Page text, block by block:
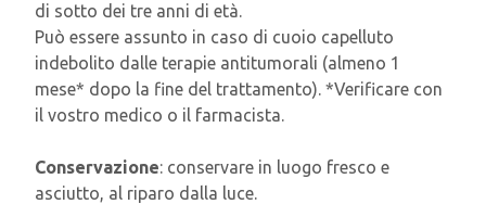
di sotto dei tre anni di età.
Può essere assunto in caso di cuoio capelluto
indebolito dalle terapie antitumorali (almeno 1
mese* dopo la fine del trattamento). *Verificare con
il vostro medico o il farmacista.
Conservazione: conservare in luogo fresco e
asciutto, al riparo dalla luce.